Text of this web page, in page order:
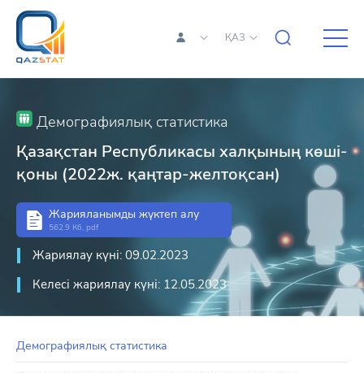
ҚАЗ
Демографиялық статистика
Демографиялық статистика
Қазақстан Республикасы халқының көші-
қоны (2022ж. қаңтар-желтоқсан)
Жарияланымды жүктеп алу
562.9 Кб, pdf
Жариялау күні: 09.02.2023
Келесі жариялау күні: 12.05.2023